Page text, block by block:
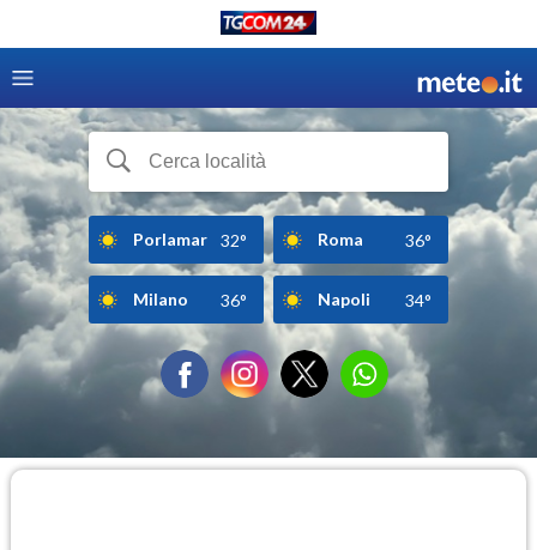
Porlamar 32° Roma 36°
Milano 36° Napoli 34°